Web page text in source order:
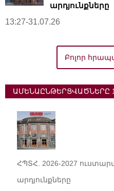
արդյունքները
13:27-31.07.26
Բոլոր
ԱՄԵՆԱԸՆԹԵՐՑՎԱԾՆԵՐԸ
ՀՊՏՀ. 2026-2027
արդյունքները